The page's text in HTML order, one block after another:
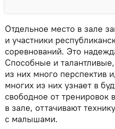
Отдельное место в зале
и участники
соревнований. Это
Способные и
из них много перспектив
многих из них узнает в
свободное от тренировок
в зале, оттачивают
с малышами.